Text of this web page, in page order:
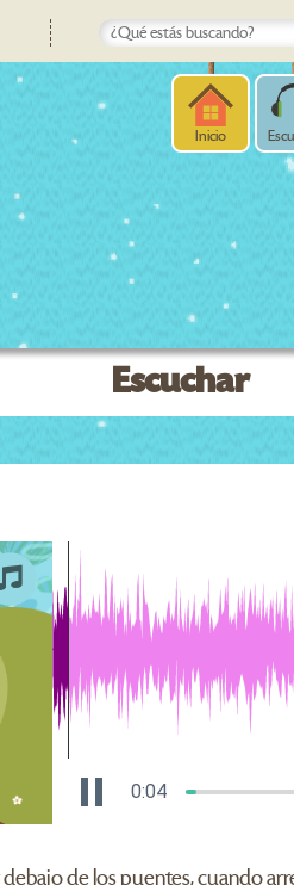
Inicio
Escuchar
0:04
de los puentes, cuando